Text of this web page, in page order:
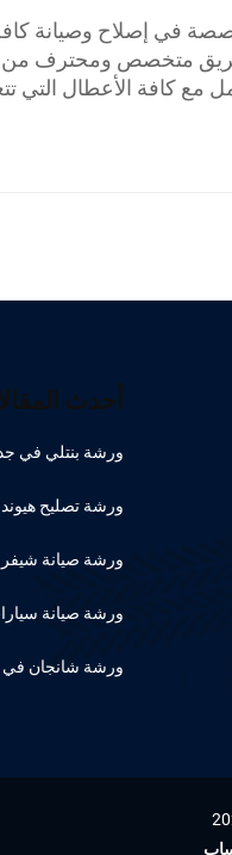
في إصلاح وصيانة
متخصص ومحترف من
مع كافة الأعطال التي
أحدث
ورشة بنتلي في
ورشة تصليح
ورشة صيانة
ورشة صيانة
ورشة شانجان في